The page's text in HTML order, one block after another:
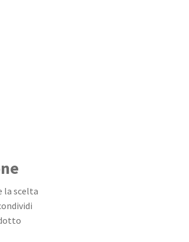
la scelta